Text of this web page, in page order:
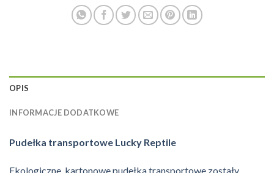
OPIS
INFORMACJE DODATKOWE
Pudełka transportowe Lucky Reptile
Ekologiczne, kartonowe pudełka transportowe zostały